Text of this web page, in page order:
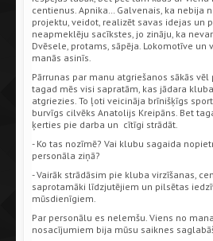
centienus. Apnika… Galvenais, ka nebija
projektu, veidot, realizēt savas idejas un
neapmeklēju sacīkstes, jo zināju, ka
Dvēsele, protams, sāpēja. Lokomotīve un
manās asinīs.
Pārrunas par manu atgriešanos sākās vēl
tagad mēs visi sapratām, kas jādara
atgriezies. To ļoti veicināja brīnišķīgs
burvīgs cilvēks Anatolijs Kreipāns. Bet
ķerties pie darba un cītīgi strādāt.
- Ko tas nozīmē? Vai klubu sagaida
personāla ziņā?
- Vairāk strādāsim pie kluba virzīšanas,
saprotamāki līdzjutējiem un pilsētas
mūsdienīgiem.
Par personālu es nelemšu. Viens no
nosacījumiem bija mūsu saiknes